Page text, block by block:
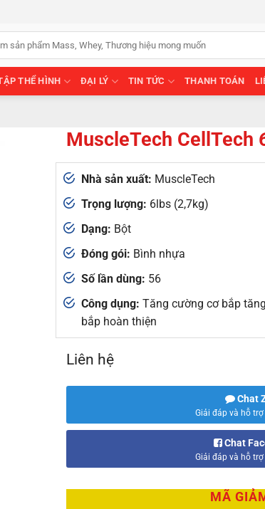
THỂ HÌNH ĐẠI LÝ TIN TỨC THANH TOÁN
MuscleTech CellTech
Nhà sản xuất: MuscleTech
Trọng lượng: 6lbs (2,7kg)
Dạng: Bột
Đóng gói: Bình nhựa
Số lần dùng: 56
Công dụng:Tăng cường cơ bắp
bắp hoàn thiện
Liên hệ
Chat
Giải đáp và hỗ
Chat
Giải đáp và hỗ
MÃ